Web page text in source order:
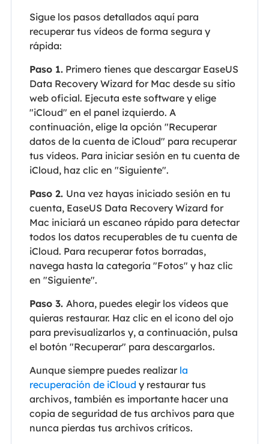
Sigue los pasos detallados aquí para
recuperar tus vídeos de forma segura y
rápida:
Paso 1.Primero tienes que descargar EaseUS
Data Recovery Wizard for Mac desde su sitio
web oficial. Ejecuta este software y elige
"iCloud" en el panel izquierdo. A
continuación, elige la opción "Recuperar
datos de la cuenta de iCloud" para recuperar
tus vídeos. Para iniciar sesión en tu cuenta de
iCloud, haz clic en "Siguiente".
Paso 2. Una vez hayas iniciado sesión en tu
cuenta, EaseUS Data Recovery Wizard for
Mac iniciará un escaneo rápido para detectar
todos los datos recuperables de tu cuenta de
iCloud. Para recuperar fotos borradas,
navega hasta la categoría "Fotos" y haz clic
en "Siguiente".
Paso 3. Ahora, puedes elegir los vídeos que
quieras restaurar. Haz clic en el icono del ojo
para previsualizarlos y, a continuación, pulsa
el botón "Recuperar" para descargarlos.
Aunque siempre puedes realizar la
recuperación de iCloud y restaurar tus
archivos, también es importante hacer una
copia de seguridad de tus archivos para que
nunca pierdas tus archivos críticos.